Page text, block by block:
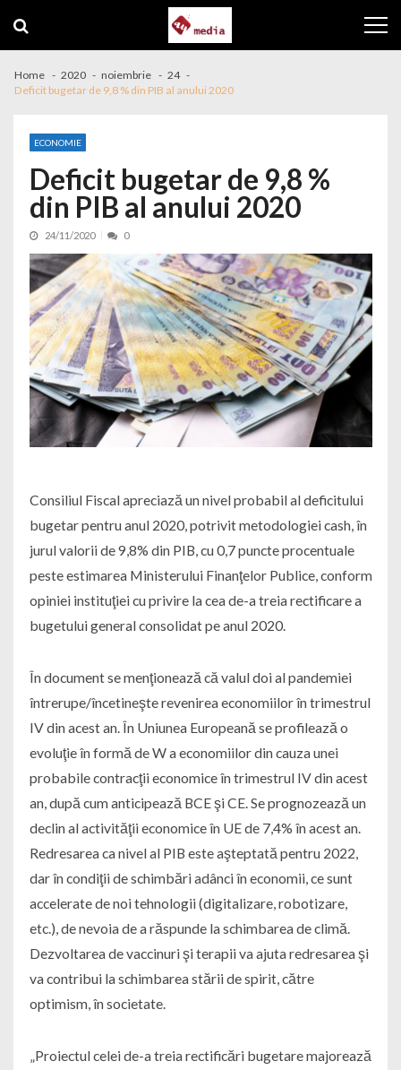
Home 2020 noiembrie
24
Deficit bugetar de 9,8 % din PIB al anului 2020
ECONOMIE
Deficit bugetar de 9,8 %
din PIB al anului 2020
24/11/2020 0
Consiliul Fiscal apreciază un nivel probabil al deficitului
bugetar pentru anul 2020, potrivit metodologiei cash, în
jurul valorii de 9,8% din PIB, cu 0,7 puncte procentuale
peste estimarea Ministerului Finanţelor Publice, conform
opiniei instituţiei cu privire la cea de-a treia rectificare a
bugetului general consolidat pe anul 2020.
În document se menţionează că valul doi al pandemiei
întrerupe/încetineşte revenirea economiilor în trimestrul
IV din acest an. În Uniunea Europeană se profilează o
evoluţie în formă de W a economiilor din cauza unei
probabile contracţii economice în trimestrul IV din acest
an, după cum anticipează BCE şi CE. Se prognozează un
declin al activităţii economice în UE de 7,4% în acest an.
Redresarea ca nivel al PIB este aşteptată pentru 2022,
dar în condiţii de schimbări adânci în economii, ce sunt
accelerate de noi tehnologii (digitalizare, robotizare,
etc.), de nevoia de a răspunde la schimbarea de climă.
Dezvoltarea de vaccinuri şi terapii va ajuta redresarea şi
va contribui la schimbarea stării de spirit, către
optimism, în societate.
„Proiectul celei de-a treia rectificări bugetare majorează